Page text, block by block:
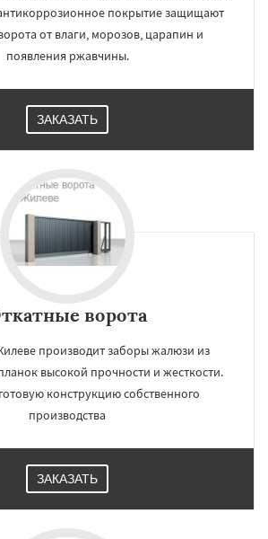
покрытие защищают
от влаги, морозов, царапин и
появления ржавчины.
ЗАКАЗАТЬ
ворота
производит заборы жалюзи из
высокой прочности и жесткости.
конструкцию собственного
производства
ЗАКАЗАТЬ